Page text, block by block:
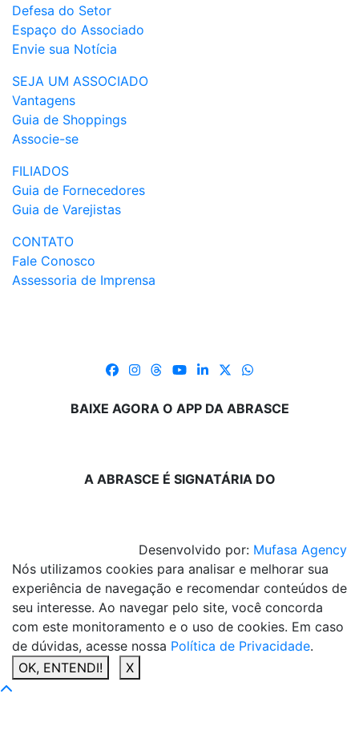
Defesa do Setor
Espaço do Associado
Envie sua Notícia
SEJA UM ASSOCIADO
Vantagens
Guia de Shoppings
Associe-se
FILIADOS
Guia de Fornecedores
Guia de Varejistas
CONTATO
Fale Conosco
Assessoria de Imprensa
BAIXE AGORA O APP DA ABRASCE
A ABRASCE É SIGNATÁRIA DO
Desenvolvido por: Mufasa Agency
Nós utilizamos cookies para analisar e melhorar sua
experiência de navegação e recomendar conteúdos de
seu interesse. Ao navegar pelo site, você concorda
com este monitoramento e o uso de cookies. Em caso
de dúvidas, acesse nossa Política de Privacidade.
OK, ENTENDI!
X